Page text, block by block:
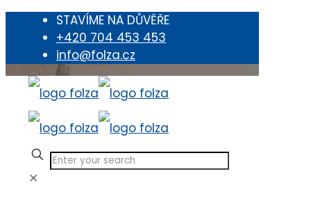
STAVÍME NA DŮVĚŘE
+420 704 453 453
info@folza.cz
✕